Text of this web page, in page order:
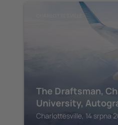
The Draftsman,
University,
Charlottesville, 14 srpna